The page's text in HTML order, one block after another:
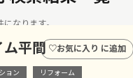
なります。
ム平間
ョン リフォーム
♡お気に入り に追加